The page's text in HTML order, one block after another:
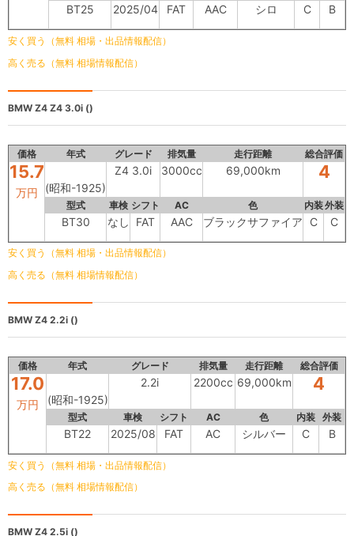
BT25 2025/04 FAT AAC シロ C B
安く買う（無料 相場・出品情報配信）
高く売る（無料 相場情報配信）
BMW Z4 Z4 3.0i ()
価格 年式 グレード 排気量 走行距離 総合評価
15.7
万円 (昭和-1925)
Z4 3.0i 3000cc 69,000km 4
型式 車検 シフト AC 色 内装外装
BT30 なし FAT AAC ブラックサファイア C C
安く買う（無料 相場・出品情報配信）
高く売る（無料 相場情報配信）
BMW Z4 2.2i ()
価格 年式 グレード 排気量 走行距離 総合評価
17.0
万円 (昭和-1925)
2.2i 2200cc 69,000km 4
型式 車検 シフト AC 色 内装 外装
BT22 2025/08 FAT AC シルバー C B
安く買う（無料 相場・出品情報配信）
高く売る（無料 相場情報配信）
BMW Z4 2.5i ()